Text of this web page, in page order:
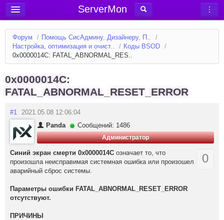
ServerMon
Добавить сервер
Мониторинг серверов
Блог
Статьи
Форум
Вход в аккаунт
Форум / Помощь СисАдмину, Дизайнеру, П..
/
Настройка, оптимизация и очист..
/ Коды BSOD /
0x0000014C: FATAL_ABNORMAL_RES..
0x0000014C:
FATAL_ABNORMAL_RESET_ERROR
#1 2021.05.08 12:06:04
Panda
Сообщений: 1486
Администратор
0
Синий экран смерти 0x0000014C означает то, что
произошла неисправимая системная ошибка или произошел
аварийный сброс системы.
Параметры ошибки FATAL_ABNORMAL_RESET_ERROR
отсутствуют.
ПРИЧИНЫ